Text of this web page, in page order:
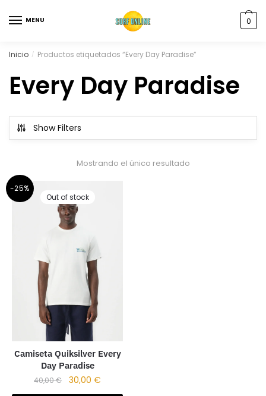
MENU 0
Inicio / Productos etiquetados “Every Day Paradise”
Every Day Paradise
Show Filters
Mostrando el único resultado
-25%
Out of stock
Camiseta Quiksilver Every
Day Paradise
40,00€ 30,00€